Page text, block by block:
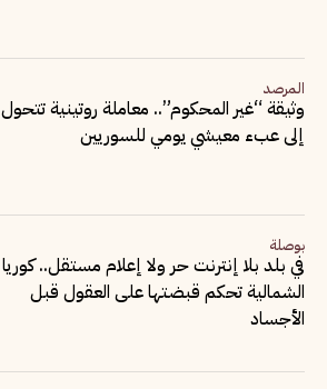
المرصد
وثيقة “غير المحكوم”.. معاملة روتينية تتحول
إلى عبء معيشي يومي للسوريين
بوصلة
في بلد بلا إنترنت حر ولا إعلام مستقل.. كوريا
الشمالية تحكم قبضتها على العقول قبل
الأجساد